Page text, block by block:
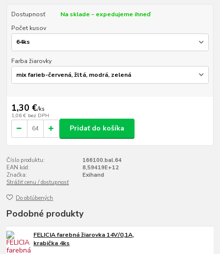
Dostupnosť
Na sklade - expedujeme ihneď
Počet kusov
Farba žiarovky
1,30 €/ks
1,06 € bez DPH
Pridať do košíka
Číslo produktu:
166100.bal.64
EAN kód:
8,59419E+12
Značka:
Exihand
Strážiť cenu / dostupnosť
Do obľúbených
Podobné produkty
FELICIA farebná žiarovka 14V/0,1A,
krabička 4ks